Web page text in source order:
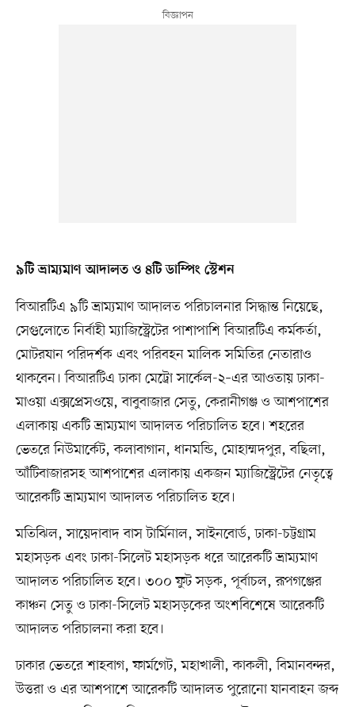
৯টি ভ্রাম্যমাণ আদালত ও ৪টি ডাম্পিং স্টেশন
বিআরটিএ ৯টি ভ্রাম্যমাণ আদালত পরিচালনার সিদ্ধান্ত নিয়েছে,
সেগুলোতে নির্বাহী ম্যাজিস্ট্রেটের পাশাপাশি বিআরটিএ কর্মকর্তা,
মোটরযান পরিদর্শক এবং পরিবহন মালিক সমিতির নেতারাও
থাকবেন। বিআরটিএ ঢাকা মেট্রো সার্কেল-২–এর আওতায় ঢাকা-
মাওয়া এক্সপ্রেসওয়ে, বাবুবাজার সেতু, কেরানীগঞ্জ ও আশপাশের
এলাকায় একটি ভ্রাম্যমাণ আদালত পরিচালিত হবে। শহরের
ভেতরে নিউমার্কেট, কলাবাগান, ধানমন্ডি, মোহাম্মদপুর, বছিলা,
আঁটিবাজারসহ আশপাশের এলাকায় একজন ম্যাজিস্ট্রেটের নেতৃত্বে
আরেকটি ভ্রাম্যমাণ আদালত পরিচালিত হবে।
মতিঝিল, সায়েদাবাদ বাস টার্মিনাল, সাইনবোর্ড, ঢাকা-চট্টগ্রাম
মহাসড়ক এবং ঢাকা-সিলেট মহাসড়ক ধরে আরেকটি ভ্রাম্যমাণ
আদালত পরিচালিত হবে। ৩০০ ফুট সড়ক, পূর্বাচল, রূপগঞ্জের
কাঞ্চন সেতু ও ঢাকা-সিলেট মহাসড়কের অংশবিশেষে আরেকটি
আদালত পরিচালনা করা হবে।
ঢাকার ভেতরে শাহবাগ, ফার্মগেট, মহাখালী, কাকলী, বিমানবন্দর,
উত্তরা ও এর আশপাশে আরেকটি আদালত পুরোনো যানবাহন জব্দ